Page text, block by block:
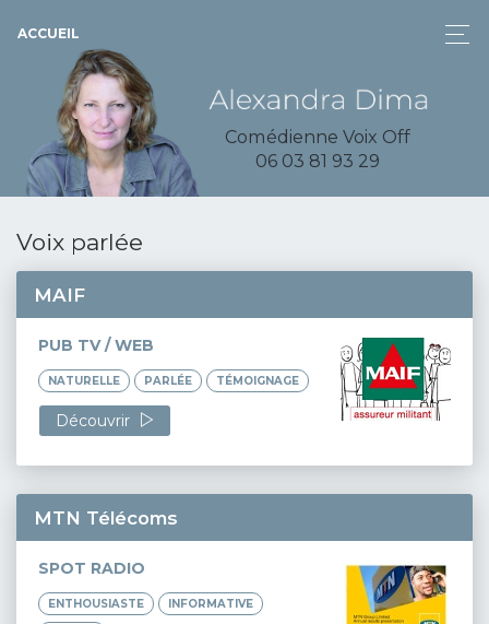
ACCUEIL
Comédienne Voix Off
06 03 81 93 29
Voix parlée
MAIF
PUB TV / WEB
NATURELLE PARLÉE TÉMOIGNAGE
Découvrir
MTN Télécoms
SPOT RADIO
ENTHOUSIASTE INFORMATIVE